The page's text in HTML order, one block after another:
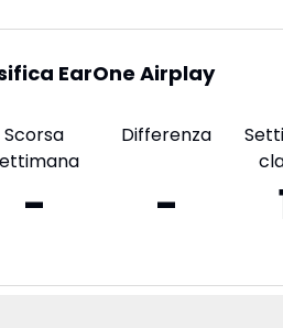
EarOne Airplay
Scorsa
-
Differenza
-